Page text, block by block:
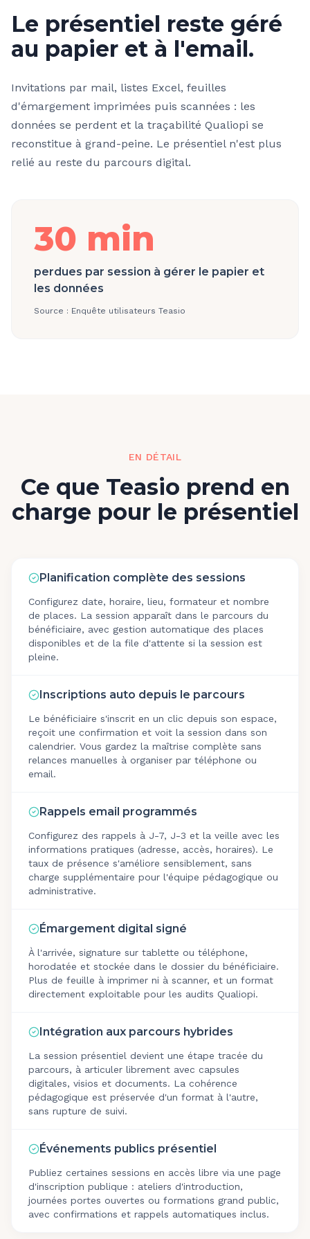
Le présentiel reste géré
au papier et à l'email.
Invitations par mail, listes Excel, feuilles
d'émargement imprimées puis scannées : les
données se perdent et la traçabilité Qualiopi se
reconstitue à grand-peine. Le présentiel n'est plus
relié au reste du parcours digital.
30 min
perdues par session à gérer le papier et
les données
Source : Enquête utilisateurs Teasio
EN DÉTAIL
Ce que Teasio prend en
charge pour le présentiel
Planification complète des sessions
Configurez date, horaire, lieu, formateur et nombre
de places. La session apparaît dans le parcours du
bénéficiaire, avec gestion automatique des places
disponibles et de la file d'attente si la session est
pleine.
Inscriptions auto depuis le parcours
Le bénéficiaire s'inscrit en un clic depuis son espace,
reçoit une confirmation et voit la session dans son
calendrier. Vous gardez la maîtrise complète sans
relances manuelles à organiser par téléphone ou
email.
Rappels email programmés
Configurez des rappels à J-7, J-3 et la veille avec les
informations pratiques (adresse, accès, horaires). Le
taux de présence s'améliore sensiblement, sans
charge supplémentaire pour l'équipe pédagogique ou
administrative.
Émargement digital signé
À l'arrivée, signature sur tablette ou téléphone,
horodatée et stockée dans le dossier du bénéficiaire.
Plus de feuille à imprimer ni à scanner, et un format
directement exploitable pour les audits Qualiopi.
Intégration aux parcours hybrides
La session présentiel devient une étape tracée du
parcours, à articuler librement avec capsules
digitales, visios et documents. La cohérence
pédagogique est préservée d'un format à l'autre,
sans rupture de suivi.
Événements publics présentiel
Publiez certaines sessions en accès libre via une page
d'inscription publique : ateliers d'introduction,
journées portes ouvertes ou formations grand public,
avec confirmations et rappels automatiques inclus.